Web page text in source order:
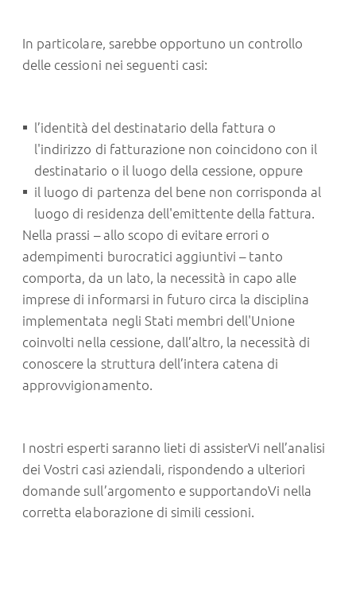
In particolare, sarebbe opportuno un controllo
delle cessioni nei seguenti casi:
l’identità del destinatario della fattura o
l'indirizzo di fatturazione non coincidono con il
destinatario o il luogo della cessione, oppure
il luogo di partenza del bene non corrisponda al
luogo di residenza dell'emittente della fattura.
Nella prassi – allo scopo di evitare errori o
adempimenti burocratici aggiuntivi – tanto
comporta, da un lato, la necessità in capo alle
imprese di informarsi in futuro circa la disciplina
implementata negli Stati membri dell'Unione
coinvolti nella cessione, dall’altro, la necessità di
conoscere la struttura dell’intera catena di
approvvigionamento.
I nostri esperti saranno lieti di assisterVi nell’analisi
dei Vostri casi aziendali, rispondendo a ulteriori
domande sull’argomento e supportandoVi nella
corretta elaborazione di simili cessioni.